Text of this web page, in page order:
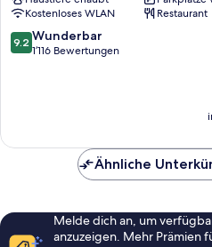
von
Hamburg
Kostenloses WLAN
Restaurant
9.2
von
9.2 Wunderbar
1’116 Bewertungen
Ähnliche
Melde dich an, um
anzuzeigen. Mehr Prämien